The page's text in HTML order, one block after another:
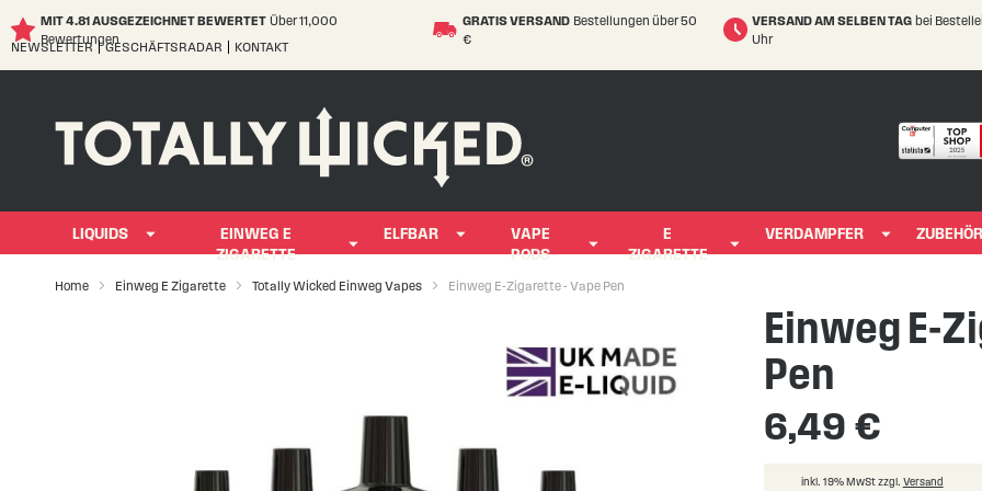
MIT 4.81 AUSGEZEICHNET BEWERTET Über 11,000
Bewertungen
GRATIS VERSAND Bestellungen über 50
€
VERSAND AM SELBEN TAG bei
Uhr
Skip
NEWSLETTER GESCHÄFTSRADAR KONTAKT
LIQUIDS
EINWEG E
ZIGARETTE
ELFBAR
VAPE
PODS
E
ZIGARETTE
VERDAMPFER ZUBEHÖR
Home Einweg E Zigarette Totally Wicked Einweg Vapes Einweg E-Zigarette - Vape Pen
Einweg E-
Pen
6,49 €
inkl. 19% MwSt zzgl. Versand